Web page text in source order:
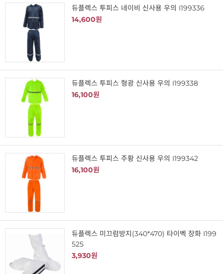
듀플렉스 투피스 네이비 신사용 우의 I199336
14,600원
듀플렉스 투피스 형광 신사용 우의 I199338
16,100원
듀플렉스 투피스 주황 신사용 우의 I199342
16,100원
듀플렉스 미끄럼방지(340*470) 타이벡 장화 I199
525
3,930원